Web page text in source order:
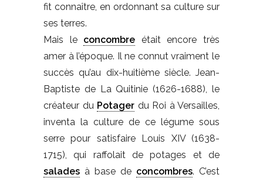
fit connaître, en ordonnant sa culture sur
ses terres.
Mais le concombre était encore très
amer à l’époque. Il ne connut vraiment le
succès qu’au dix-huitième siècle. Jean-
Baptiste de La Quitinie (1626-1688), le
créateur du Potager du Roi à Versailles,
inventa la culture de ce légume sous
serre pour satisfaire Louis XIV (1638-
1715), qui raffolait de potages et de
salades à base de concombres. C’est